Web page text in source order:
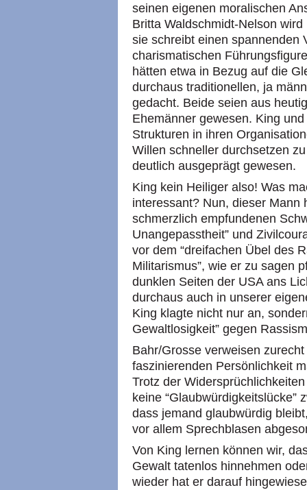
seinen eigenen moralischen
Britta Waldschmidt-Nelson
sie schreibt einen spannenden
charismatischen
hätten etwa in Bezug auf die
durchaus traditionellen, ja
gedacht. Beide seien aus
Ehemänner gewesen. King
Strukturen in ihren
Willen schneller durchsetzen
deutlich ausgeprägt gewesen.
King kein Heiliger also! Was
interessant? Nun, dieser Mann
schmerzlich empfundenen
Unangepasstheit” und
vor dem “dreifachen Übel des
Militarismus”, wie er zu sagen
dunklen Seiten der USA ans
durchaus auch in unserer
King klagte nicht nur an,
Gewaltlosigkeit” gegen
Bahr/Grosse verweisen
faszinierenden Persönlichkeit
Trotz der
keine “Glaubwürdigkeitslücke”
dass jemand glaubwürdig
vor allem Sprechblasen
Von King lernen können wir,
Gewalt tatenlos hinnehmen
wieder hat er darauf